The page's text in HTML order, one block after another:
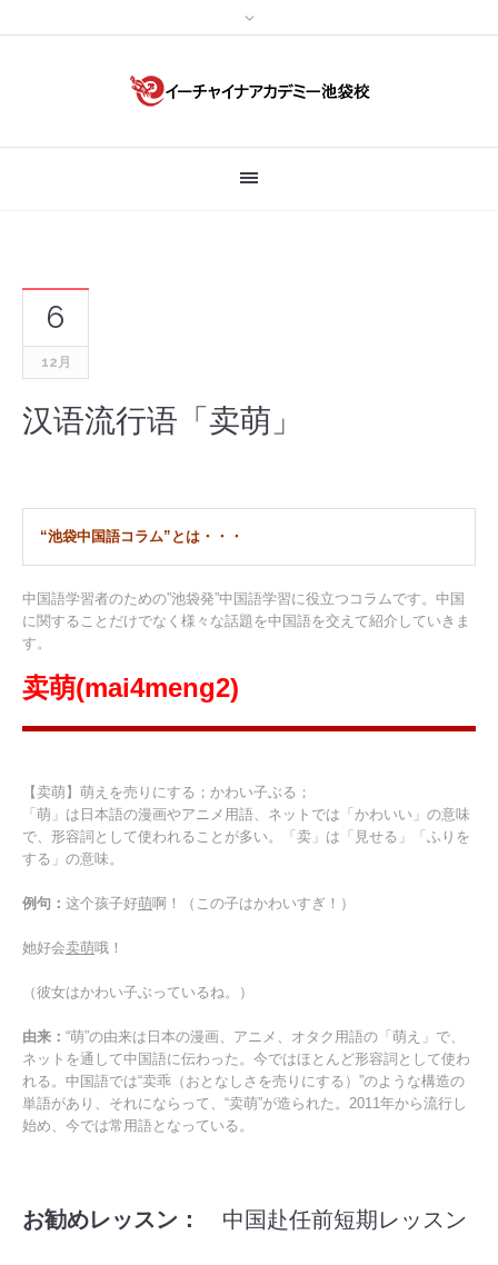
6
12月
汉语流行语「卖萌」
“池袋中国語コラム”とは・・・
中国語学習者のための”池袋発”中国語学習に役立つコラムです。中国
に関することだけでなく様々な話題を中国語を交えて紹介していきま
す。
卖萌(mai4meng2)
【卖萌】萌えを売りにする；かわい子ぶる；
「萌」は日本語の漫画やアニメ用語、ネットでは「かわいい」の意味
で、形容詞として使われることが多い。「卖」は「見せる」「ふりを
する」の意味。
例句： 这个孩子好萌啊！（この子はかわいすぎ！）
她好会卖萌哦！
（彼女はかわい子ぶっているね。）
由来： “萌”の由来は日本の漫画、アニメ、オタク用語の「萌え」で、
ネットを通して中国語に伝わった。今ではほとんど形容詞として使わ
れる。中国語では“卖乖（おとなしさを売りにする）”のような構造の
単語があり、それにならって、“卖萌”が造られた。2011年から流行し
始め、今では常用語となっている。
お勧めレッスン： 中国赴任前短期レッスン